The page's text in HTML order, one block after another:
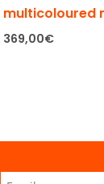
multicoloured
369,00€